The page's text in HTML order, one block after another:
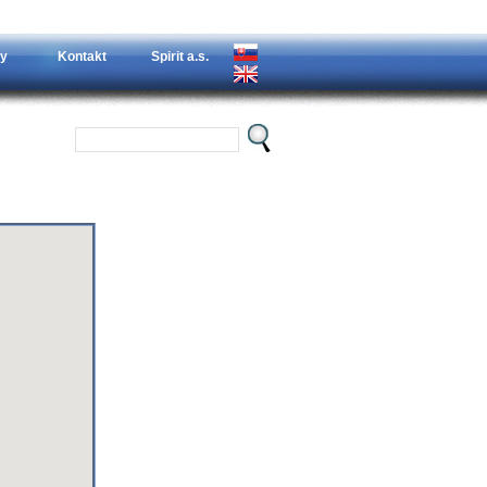
Kontakt Spirit a.s.